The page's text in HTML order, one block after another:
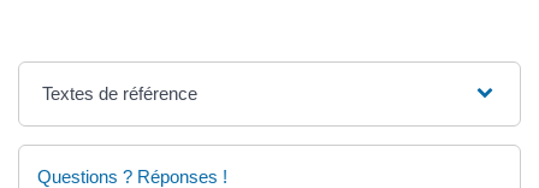
Textes de référence
Questions ? Réponses !